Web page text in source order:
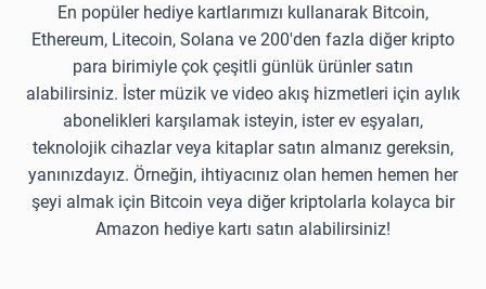
En popüler hediye kartlarımızı kullanarak Bitcoin,
Ethereum, Litecoin, Solana ve 200'den fazla diğer kripto
para birimiyle çok çeşitli günlük ürünler satın
alabilirsiniz. İster müzik ve video akış hizmetleri için aylık
abonelikleri karşılamak isteyin, ister ev eşyaları,
teknolojik cihazlar veya kitaplar satın almanız gereksin,
yanınızdayız. Örneğin, ihtiyacınız olan hemen hemen her
şeyi almak için Bitcoin veya diğer kriptolarla kolayca bir
Amazon hediye kartı satın alabilirsiniz!